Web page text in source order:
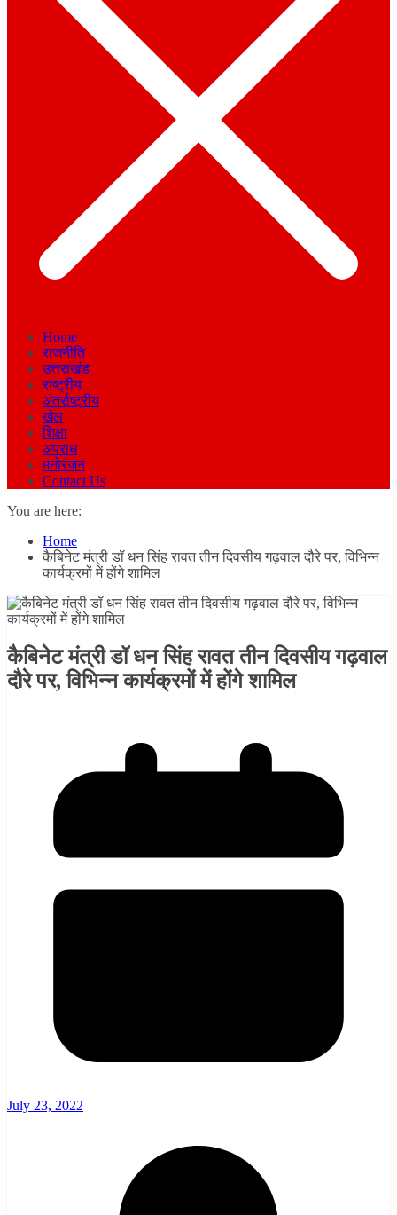
Home
राजनीति
उत्तराखंड
राष्ट्रीय
अंतर्राष्ट्रीय
खेल
शिक्षा
अपराध
मनोरंजन
Contact Us
You are here:
Home
कैबिनेट मंत्री डॉ धन सिंह रावत तीन दिवसीय गढ़वाल दौरे पर, विभिन्न
कार्यक्रमों में होंगे शामिल
कैबिनेट मंत्री डॉ धन सिंह रावत तीन दिवसीय गढ़वाल
दौरे पर, विभिन्न कार्यक्रमों में होंगे शामिल
July 23, 2022